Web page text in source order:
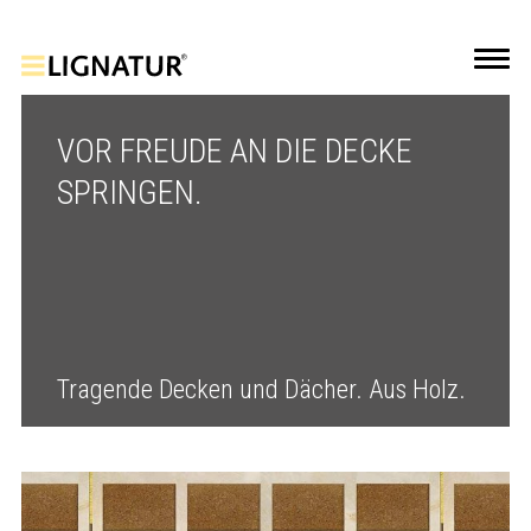
VOR FREUDE AN DIE DECKE
SPRINGEN.
Tragende Decken und Dächer. Aus Holz.